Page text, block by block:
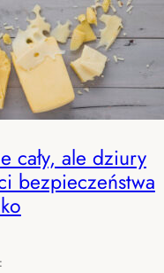
cały, ale dziury
bezpieczeństwa
: